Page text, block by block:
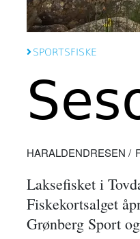
SPORTSFISKE
HARALDENDRESEN
Laksefisket i
Fiskekortsalget
Grønberg Sport